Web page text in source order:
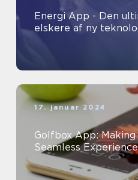
Energi App - Den
elskere af ny
17. januar 2024
Golfbox App:
Seamless Experience